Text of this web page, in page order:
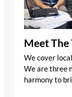
Meet The
We cover
We are three
harmony to